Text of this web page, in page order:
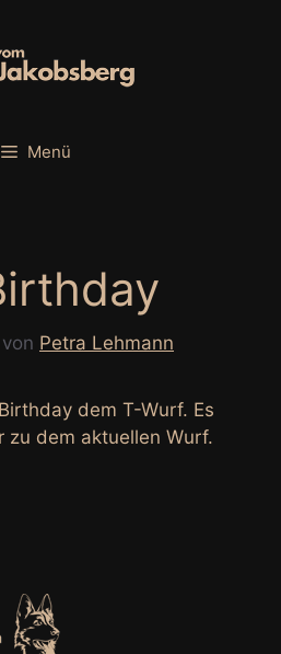
Menü
von Petra Lehmann
dem T-Wurf. Es
zu dem aktuellen Wurf.